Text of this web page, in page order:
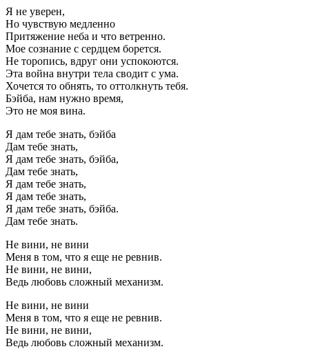
Я не уверен,
Но чувствую медленно
Притяжение неба и что ветренно.
Мое сознание с сердцем борется.
Не торопись, вдруг они успокоются.
Эта война внутри тела сводит с ума.
Хочется то обнять, то оттолкнуть тебя.
Бэйба, нам нужно время,
Это не моя вина.
Я дам тебе знать, бэйба
Дам тебе знать,
Я дам тебе знать, бэйба,
Дам тебе знать,
Я дам тебе знать,
Я дам тебе знать,
Я дам тебе знать, бэйба.
Дам тебе знать.
Не вини, не вини
Меня в том, что я еще не ревнив.
Не вини, не вини,
Ведь любовь сложный механизм.
Не вини, не вини
Меня в том, что я еще не ревнив.
Не вини, не вини,
Ведь любовь сложный механизм.